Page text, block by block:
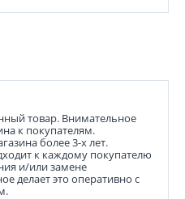
товар. Внимательное
к покупателям.
более 3-х лет.
к каждому покупателю
и/или замене
делает это оперативно с